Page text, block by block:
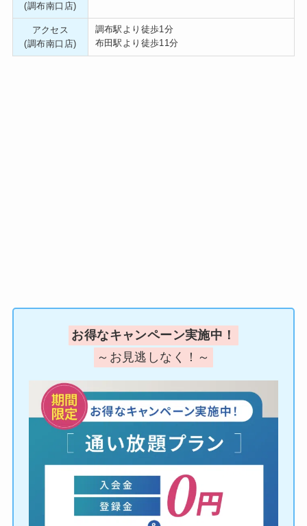
(調布南口店)
アクセス
(調布南口店)
調布駅より徒歩1分
布田駅より徒歩11分
お得なキャンペーン実施中！
～お見逃しなく！～